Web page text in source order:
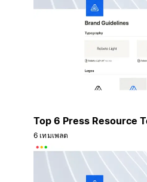
Top 6 Press Resource
6 เทมเพลต